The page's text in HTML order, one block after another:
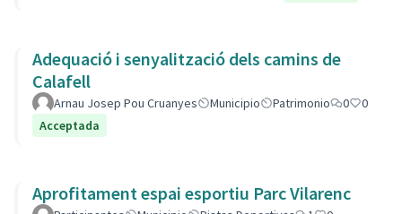
Adequació i senyalització dels camins de
Calafell
Arnau Josep Pou Cruanyes Municipio Patrimonio 0
0
Acceptada
Aprofitament espai esportiu Parc Vilarenc